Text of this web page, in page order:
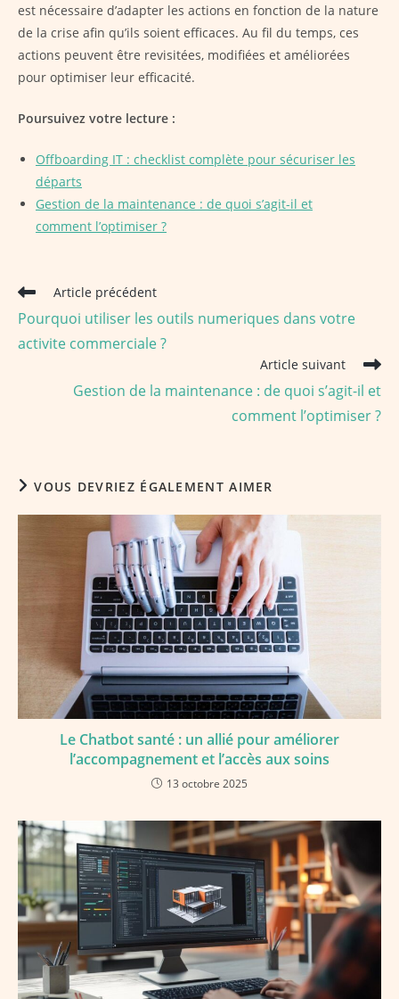
est nécessaire d’adapter les actions en fonction de la nature
de la crise afin qu’ils soient efficaces. Au fil du temps, ces
actions peuvent être revisitées, modifiées et améliorées
pour optimiser leur efficacité.
Poursuivez votre lecture :
Offboarding IT : checklist complète pour sécuriser les
départs
Gestion de la maintenance : de quoi s’agit-il et
comment l’optimiser ?
Read
articles
Article précédent
Pourquoi utiliser les outils numeriques dans votre
activite commerciale ?
Article suivant
Gestion de la maintenance : de quoi s’agit-il et
comment l’optimiser ?
VOUS DEVRIEZ ÉGALEMENT AIMER
Le Chatbot santé : un allié pour améliorer
l’accompagnement et l’accès aux soins
13 octobre 2025